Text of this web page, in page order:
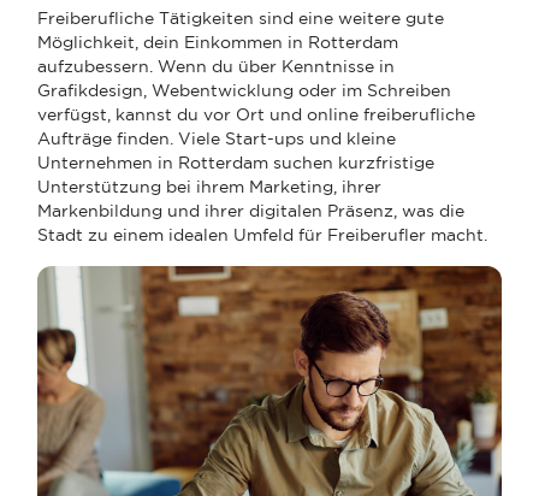
Freiberufliche Tätigkeiten sind eine weitere gute
Möglichkeit, dein Einkommen in Rotterdam
aufzubessern. Wenn du über Kenntnisse in
Grafikdesign, Webentwicklung oder im Schreiben
verfügst, kannst du vor Ort und online freiberufliche
Aufträge finden. Viele Start-ups und kleine
Unternehmen in Rotterdam suchen kurzfristige
Unterstützung bei ihrem Marketing, ihrer
Markenbildung und ihrer digitalen Präsenz, was die
Stadt zu einem idealen Umfeld für Freiberufler macht.